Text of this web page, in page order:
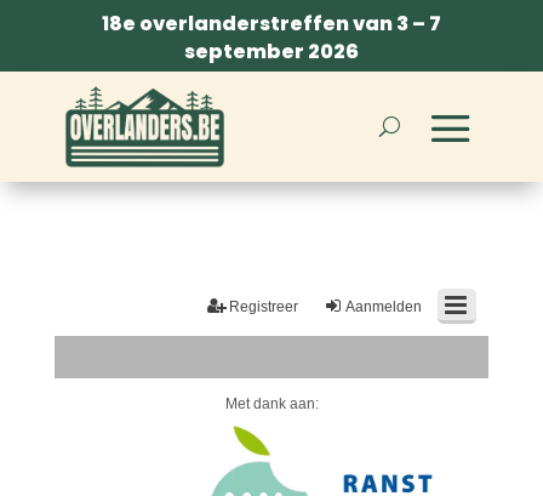
18e overlanderstreffen van 3 – 7
september 2026